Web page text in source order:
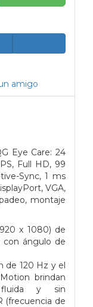
amigo
Eye Care: 24
Full HD, 99
Sync, 1 ms
VGA,
montaje
x 1080) de
con ángulo de
de 120 Hz y el
brindan
fluida y sin
(frecuencia de